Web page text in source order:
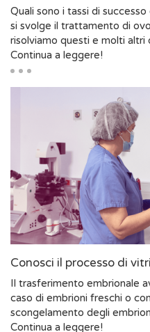
Quali sono i tassi di
si svolge il trattamento di
risolviamo questi e molti altri
Continua a leggere!
Conosci il processo di
Il trasferimento embrionale
caso di embrioni freschi o
scongelamento degli
Continua a leggere!